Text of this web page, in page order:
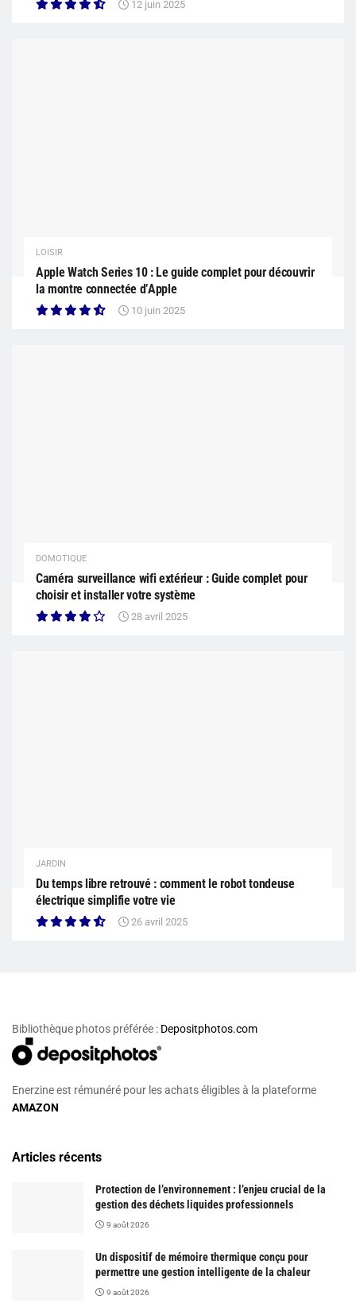
12 juin 2025
LOISIR
Apple Watch Series 10 : Le guide complet pour découvrir
la montre connectée d’Apple
10 juin 2025
DOMOTIQUE
Caméra surveillance wifi extérieur : Guide complet pour
choisir et installer votre système
28 avril 2025
JARDIN
Du temps libre retrouvé : comment le robot tondeuse
électrique simplifie votre vie
26 avril 2025
Bibliothèque photos préférée : Depositphotos.com
Enerzine est rémunéré pour les achats éligibles à la plateforme
AMAZON
Articles récents
Protection de l’environnement : l’enjeu crucial de la
gestion des déchets liquides professionnels
9 août 2026
Un dispositif de mémoire thermique conçu pour
permettre une gestion intelligente de la chaleur
9 août 2026